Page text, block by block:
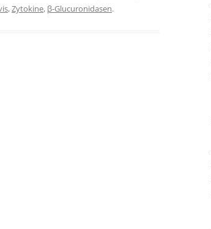
,Zytokine, β-Glucuronidasen.